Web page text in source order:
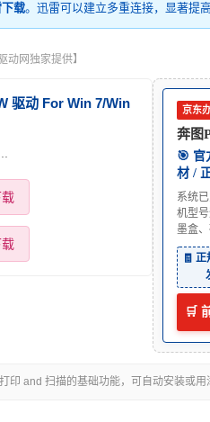
载。迅雷可以建立多重连接，显著提
动网独家提供】
驱动 For Win 7/Win
京东
奔图
🎯 官
材 /
系统
机型
墨盒
🧾
🛒
印 and 扫描的基础功能，可自动安装或